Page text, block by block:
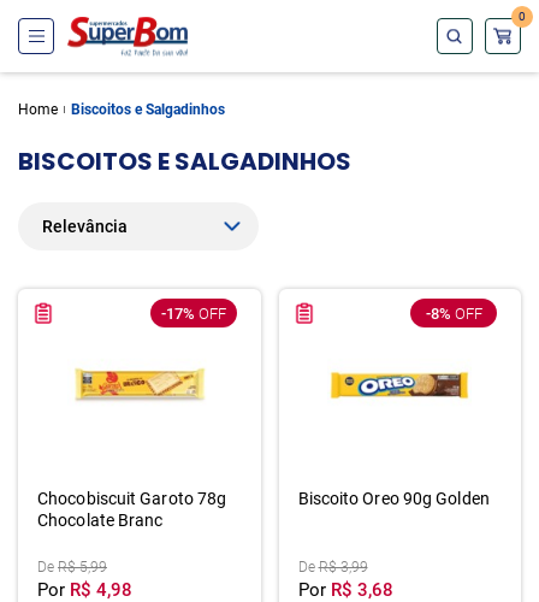
0
Home Biscoitos e Salgadinhos
BISCOITOS E SALGADINHOS
-17% OFF
Chocobiscuit Garoto 78g
Chocolate Branc
De R$ 5,99
Por R$ 4,98
-8% OFF
Biscoito Oreo 90g Golden
DeR$ 3,99
Por R$ 3,68